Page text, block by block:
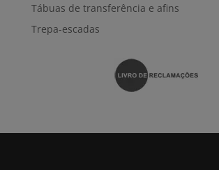
Tábuas de transferência e afins
Trepa-escadas